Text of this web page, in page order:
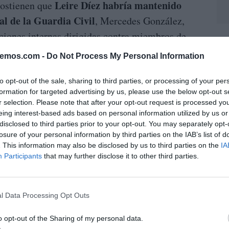
- Do Not Process My Personal Information
opt-out of the sale, sharing to third parties, or processing of your
for targeted advertising by us, please use the below opt-out
selection. Please note that after your opt-out request is processed
interest-based ads based on personal information utilized by us
to third parties prior to your opt-out. You may separately
of your personal information by third parties on the IAB’s list of
This information may also be disclosed by us to third parties on the
Participants that may further disclose it to other third parties.
Data Processing Opt Outs
opt-out of the Sharing of my personal data.
que Leire Díez habría mantenido
de la Guardia Civil, Mercedes González,
internas dirigidas contra miembros de
únicamente en las personas
Si las conclusiones preliminares de los
respaldo judicial, estaríamos ante un
precisamente a garantizar la
ambas mujeres anterior incluso al
de la Guardia Civil y señala la existencia de
consideran que esas conversaciones
actuaciones administrativas contra la
que, de confirmarse, elevaría